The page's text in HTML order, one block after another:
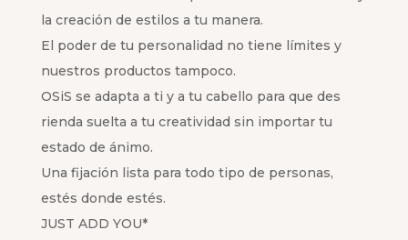
la creación de estilos a tu manera.
El poder de tu personalidad no tiene límites y
nuestros productos tampoco.
OSiS se adapta a ti y a tu cabello para que des
rienda suelta a tu creatividad sin importar tu
estado de ánimo.
Una fijación lista para todo tipo de personas,
estés donde estés.
JUST ADD YOU*